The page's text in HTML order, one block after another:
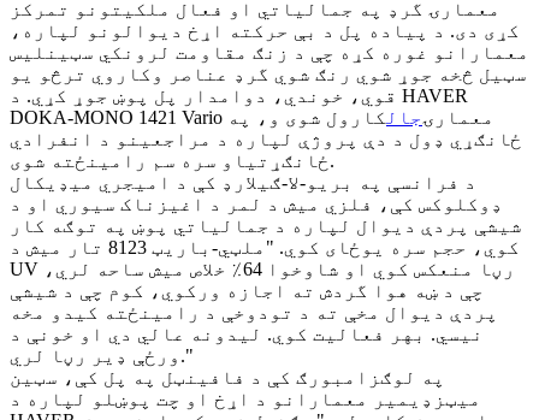
معمارۍ گرډ په جمالیاتي او فعال ملکیتونو تمرکز
کړی دی. د پیاده پل د بې حرکته اړخ دیوالونو لپاره،
معمارانو غوره کړه چې د زنګ مقاومت لرونکي سټینلیس
سټیل څخه جوړ شوي رنګ شوي گرډ عناصر وکاروي ترڅو یو
قوي، خوندي، دوامدار پل پوښ جوړ کړي. د HAVER
DOKA-MONO 1421 Vario معمارۍجال کارول شوی و، په
ځانګړي ډول د دې پروژې لپاره د مراجعینو د انفرادي
ځانګړتیاو سره سم رامینځته شوی.
د فرانسې په بریو-لا-ګیلارډ کې د امیجري میډیکال
ډوکلوکس کې، فلزي میش د لمر د اغیزناک سیوري او د
شیشې پردې دیوال لپاره د جمالیاتي پوښ په توګه کار
کوي، حجم سره یوځای کوي. "ملټي-باریټ 8123 تار میش د
UV رڼا منعکس کوي او شاوخوا 64٪ خلاص میش ساحه لري،
چې د ښه هوا گردش ته اجازه ورکوي، کوم چې د شیشې
پردې دیوال مخې ته د تودوخې د رامینځته کیدو مخه
نیسي. بهر فعالیت کوي. لیدونه عالي دي او خونې د
ورځې ډیر رڼا لري."
په لوګزامبورګ کې د فافینټل په پل کې، سټین
میټزډیمیر معمارانو د اړخ او چت پوښلو لپاره د